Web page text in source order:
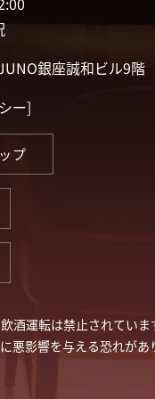
銀座誠和ビル9階
ー]
プ
酒運転は禁止されていま
悪影響を与える恐れがあ